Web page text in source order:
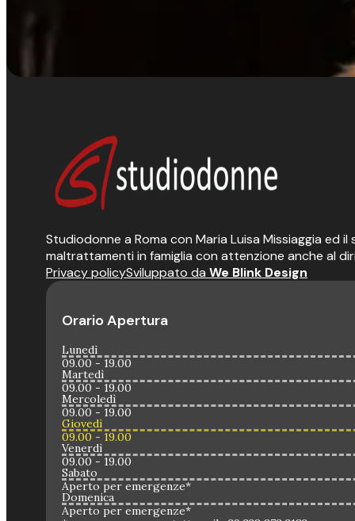
Studiodonne a Roma con Maria Luisa Missiaggia ed
maltrattamenti in famiglia con attenzione anche al
Privacy policySviluppato da We Blink Design
Orario Apertura
Lunedì
09.00 - 19.00
Martedì
09.00 - 19.00
Mercoledì
09.00 - 19.00
Giovedì
09.00 - 19.00
Venerdì
09.00 - 19.00
Sabato
Aperto per emergenze*
Domenica
Aperto per emergenze*